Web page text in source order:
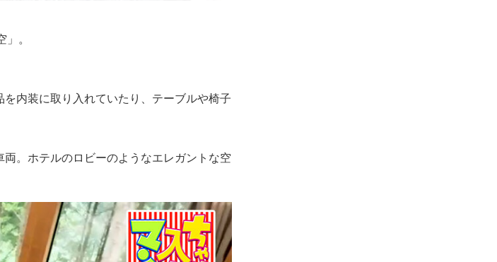
。
内装に取り入れていたり、テーブルや椅子
。ホテルのロビーのようなエレガントな空